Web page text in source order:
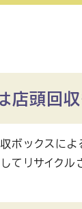
店頭回
ボックスによ
てリサイク